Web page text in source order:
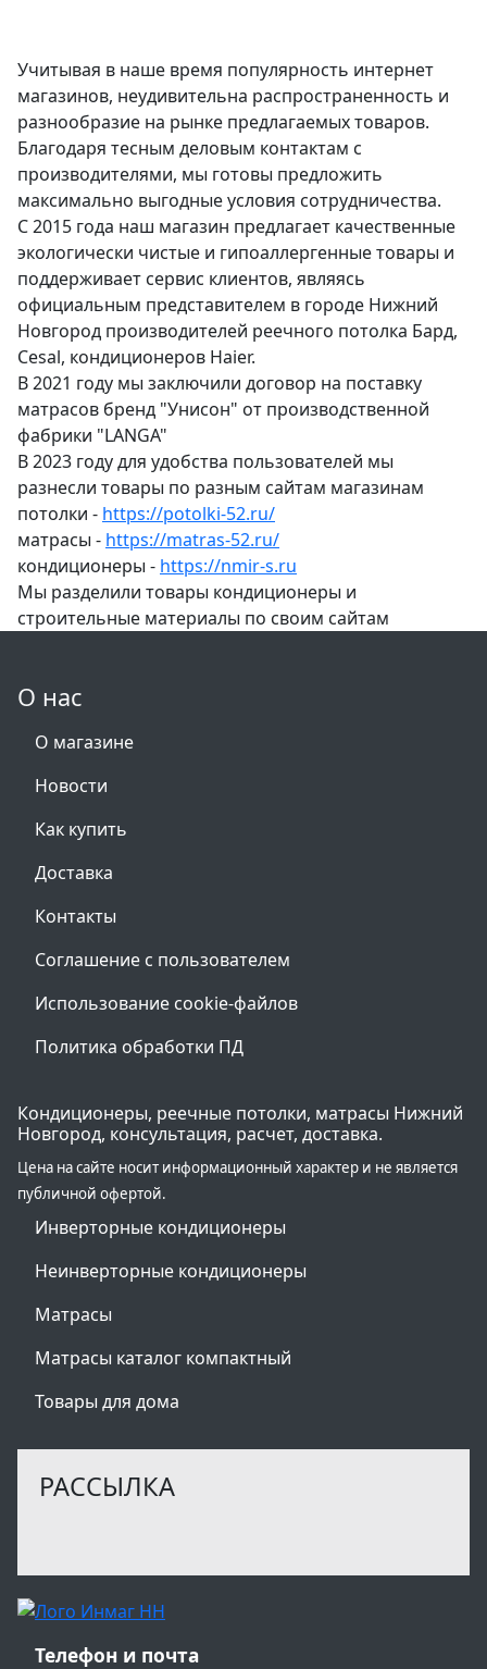
Учитывая в наше время популярность интернет
магазинов, неудивительна распространенность и
разнообразие на рынке предлагаемых товаров.
Благодаря тесным деловым контактам с
производителями, мы готовы предложить
максимально выгодные условия сотрудничества.
С 2015 года наш магазин предлагает качественные
экологически чистые и гипоаллергенные товары и
поддерживает сервис клиентов, являясь
официальным представителем в городе Нижний
Новгород производителей реечного потолка Бард,
Cesal, кондиционеров Haier.
В 2021 году мы заключили договор на поставку
матрасов бренд "Унисон" от производственной
фабрики "LANGA"
В 2023 году для удобства пользователей мы
разнесли товары по разным сайтам магазинам
потолки - https://potolki-52.ru/
матрасы - https://matras-52.ru/
кондиционеры - https://nmir-s.ru
Мы разделили товары кондиционеры и
строительные материалы по своим сайтам
О нас
О магазине
Новости
Как купить
Доставка
Контакты
Соглашение с пользователем
Использование cookie-файлов
Политика обработки ПД
Кондиционеры, реечные потолки, матрасы Нижний
Новгород, консультация, расчет, доставка.
Цена на сайте носит информационный характер и не является
публичной офертой.
Инверторные кондиционеры
Неинверторные кондиционеры
Матрасы
Матрасы каталог компактный
Товары для дома
РАССЫЛКА
Телефон и почта